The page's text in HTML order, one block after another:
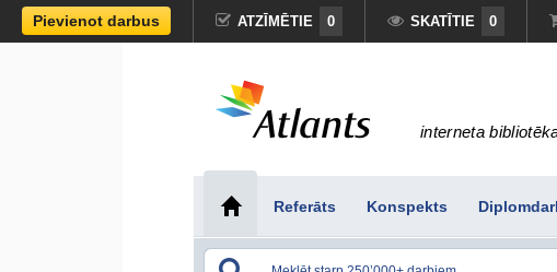
Pievienot darbus ATZĪMĒTIE 0 SKATĪTIE 0
interneta
Referāts Konspekts